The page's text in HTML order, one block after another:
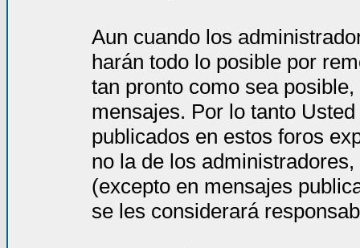
Aun cuando los
harán todo lo posible por
tan pronto como sea
mensajes. Por lo tanto
publicados en estos foros
no la de los
(excepto en mensajes
se les considerará